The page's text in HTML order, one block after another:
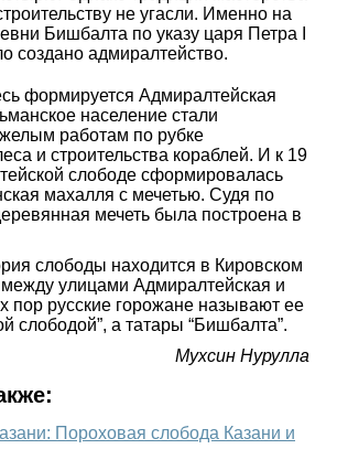
не угасли. Именно на
Бишбалта по указу царя Петра I
создано адмиралтейство.
формируется Адмиралтейская
население стали
работам по рубке
и строительства кораблей. И к 19
слободе сформировалась
махалля с мечетью. Судя по
мечеть была построена в
слободы находится в Кировском
улицами Адмиралтейская и
пор русские горожане называют ее
слободой”, а татары “Бишбалта”.
Мухсин Нурулла
Пороховая слобода Казани и